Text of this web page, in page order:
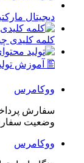
دیجیتال
کلمه کلیدی
🖺 آموزش
ووکامرس
سفارش
وضعیت
ووکامرس